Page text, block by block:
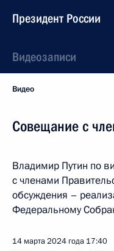
Президент России
Видеозаписи
Видео
Совещание с
Владимир Путин по
с членами
обсуждения –
Федеральному
14 марта 2024 года 17:40